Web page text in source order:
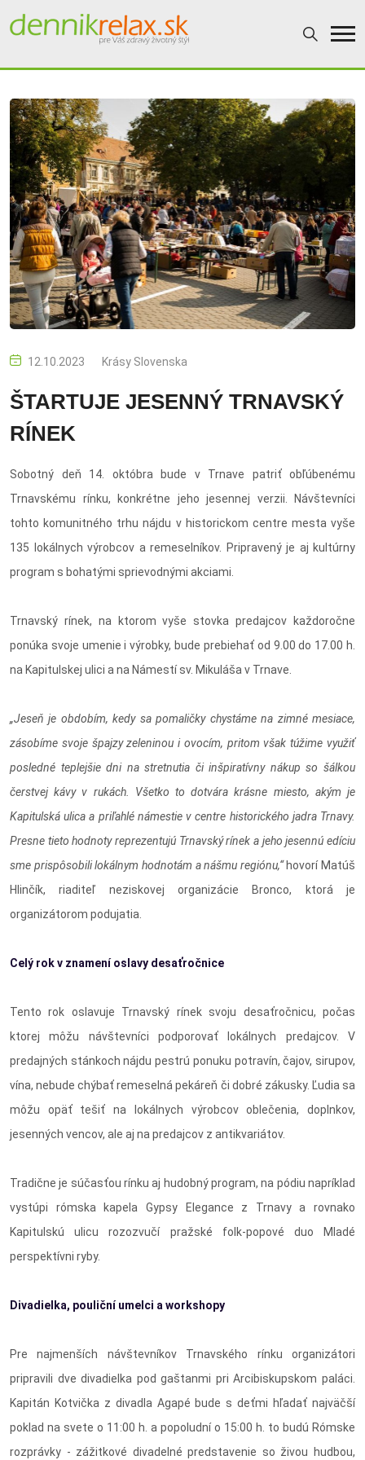
12.10.2023 Krásy Slovenska
ŠTARTUJE JESENNÝ TRNAVSKÝ
RÍNEK
Sobotný deň 14. októbra bude v Trnave patriť obľúbenému
Trnavskému rínku, konkrétne jeho jesennej verzii. Návštevníci
tohto komunitného trhu nájdu v historickom centre mesta vyše
135 lokálnych výrobcov a remeselníkov. Pripravený je aj kultúrny
program s bohatými sprievodnými akciami.
Trnavský rínek, na ktorom vyše stovka predajcov každoročne
ponúka svoje umenie i výrobky, bude prebiehať od 9.00 do 17.00 h.
na Kapitulskej ulici a na Námestí sv. Mikuláša v Trnave.
„Jeseň je obdobím, kedy sa pomaličky chystáme na zimné mesiace,
zásobíme svoje špajzy zeleninou i ovocím, pritom však túžime využiť
posledné teplejšie dni na stretnutia či inšpiratívny nákup so šálkou
čerstvej kávy v rukách. Všetko to dotvára krásne miesto, akým je
Kapitulská ulica a priľahlé námestie v centre historického jadra Trnavy.
Presne tieto hodnoty reprezentujú Trnavský rínek a jeho jesennú edíciu
sme prispôsobili lokálnym hodnotám a nášmu regiónu,“hovorí Matúš
Hlinčík, riaditeľ neziskovej organizácie Bronco, ktorá je
organizátorom podujatia.
Celý rok v znamení oslavy desaťročnice
Tento rok oslavuje Trnavský rínek svoju desaťročnicu, počas
ktorej môžu návštevníci podporovať lokálnych predajcov. V
predajných stánkoch nájdu pestrú ponuku potravín, čajov, sirupov,
vína, nebude chýbať remeselná pekáreň či dobré zákusky. Ľudia sa
môžu opäť tešiť na lokálnych výrobcov oblečenia, doplnkov,
jesenných vencov, ale aj na predajcov z antikvariátov.
Tradične je súčasťou rínku aj hudobný program, na pódiu napríklad
vystúpi rómska kapela Gypsy Elegance z Trnavy a rovnako
Kapitulskú ulicu rozozvučí pražské folk-popové duo Mladé
perspektívni ryby.
Divadielka, pouliční umelci a workshopy
Pre najmenších návštevníkov Trnavského rínku organizátori
pripravili dve divadielka pod gaštanmi pri Arcibiskupskom paláci.
Kapitán Kotvička z divadla Agapé bude s deťmi hľadať najväčší
poklad na svete o 11:00 h. a popoludní o 15:00 h. to budú Rómske
rozprávky - zážitkové divadelné predstavenie so živou hudbou,